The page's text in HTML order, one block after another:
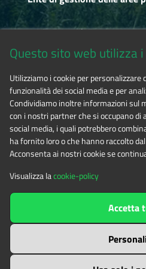
I Signori del Gran Bosco
laboratorio per imparare a
sono diventati il simbolo.
Le rocce raccontano
Le rocce del territorio e l'uso
secoli: un approccio scientifico e
Dallo Chaberton a
sasso
Un piccolo sasso, formatosi
un antico oceano, ci racconterà
dalla barriera corallina alla
Il Parco e le Stagioni
Via Fransuà Fontan, 1 -
Tel.
E-mail
The contents of this websiteby
protette delle Alpi
Attribution-NonCommercial-
Questo sito web utilizza
Utilizziamo i cookie per
funzionalità dei social media e per
Condividiamo inoltre informazioni sul
con i nostri partner che si occupano di
social media, i quali potrebbero
ha fornito loro o che hanno raccolto
Acconsenta ai nostri cookie se
Visualizza lacookie-policy
Accetta